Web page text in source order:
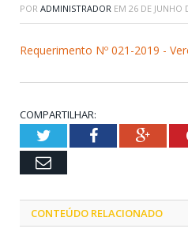
POR ADMINISTRADOR EM 26 DE JUNHO
Requerimento Nº 021-2019 -
COMPARTILHAR:
TwitterFacebook
Email
CONTEÚDO RELACIONADO